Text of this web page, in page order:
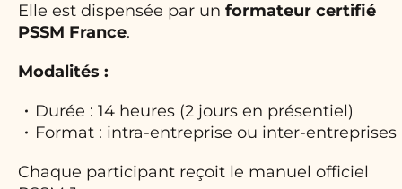
Elle est dispensée par un formateur certifié
PSSM France.
Modalités :
Durée : 14 heures (2 jours en présentiel)
Format : intra-entreprise ou inter-entreprises
Chaque participant reçoit le manuel officiel